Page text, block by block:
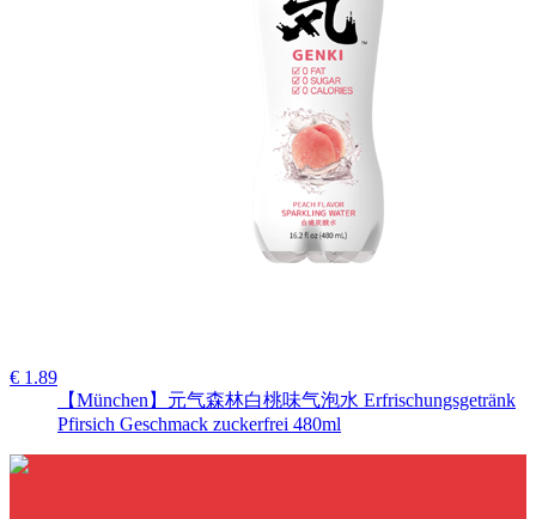
€ 1.89
【München】元气森林白桃味气泡水 Erfrischungsgetränk
Pfirsich Geschmack zuckerfrei 480ml